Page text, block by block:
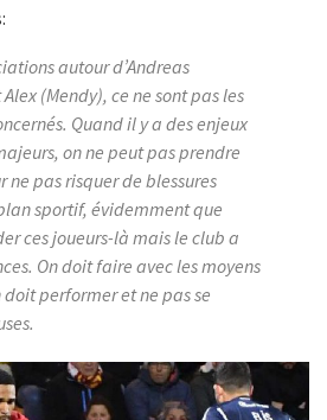
autour d’Andreas
(Mendy), ce ne sont pas les
Quand il y a des enjeux
on ne peut pas prendre
ne pas risquer de blessures
sportif, évidemment que
ces joueurs-là mais le club a
On doit faire avec les moyens
performer et ne pas se